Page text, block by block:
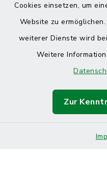
Cookies einsetzen, um
Website zu
weiterer Dienste wird
Weitere
Zur